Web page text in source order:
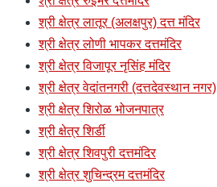
श्री क्षेत्र लातूर (अलक्षपुर) दत्त मंदिर
श्री क्षेत्र लोणी भापकर दत्तमंदिर
श्री क्षेत्र विजापूर नृसिंह मंदिर
श्री क्षेत्र वेदांतनगरी (दत्तदेवस्थान नगर)
श्री क्षेत्र शिरोळ भोजनपात्र
श्री क्षेत्र शिर्डी
श्री क्षेत्र शिवपुरी दत्तमंदिर
श्री क्षेत्र शुचिन्द्रम दत्तमंदिर